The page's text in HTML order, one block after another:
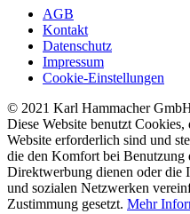
AGB
Kontakt
Datenschutz
Impressum
Cookie-Einstellungen
© 2021 Karl Hammacher
Diese Website benutzt
Website erforderlich sind und
die den Komfort bei Benutzung
Direktwerbung dienen oder die
und sozialen Netzwerken
Zustimmung gesetzt. Mehr